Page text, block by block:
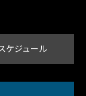
ケジュール